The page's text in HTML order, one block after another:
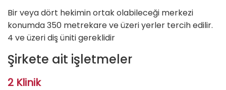
Bir veya dört hekimin ortak olabileceği merkezi
konumda 350 metrekare ve üzeri yerler tercih edilir.
4 ve üzeri diş üniti gereklidir
Şirkete ait işletmeler
2 Klinik